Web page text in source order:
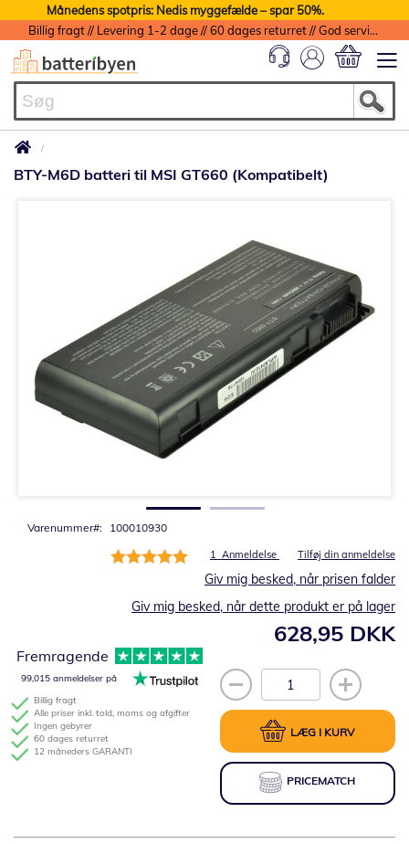
Månedens spotpris: Nedis myggefælde – spar 50%.
Billig fragt // Levering 1-2 dage // 60 dages returret // God service med garanti
BTY-M6D batteri til MSI GT660 (Kompatibelt)
Varenummer 100010930
Bedømmelse:
1 Anmeldelse Tilføj din anmeldelse
628,95 DKK
Giv mig besked, når prisen falder
Giv mig besked, når dette produkt er på lager
LÆG I KURV
PRICEMATCH
Billig fragt
Alle priser inkl. told, moms og afgifter
Ingen gebyrer
60 dages returret
12 måneders GARANTI
Fremragende
99,015 anmeldelser på